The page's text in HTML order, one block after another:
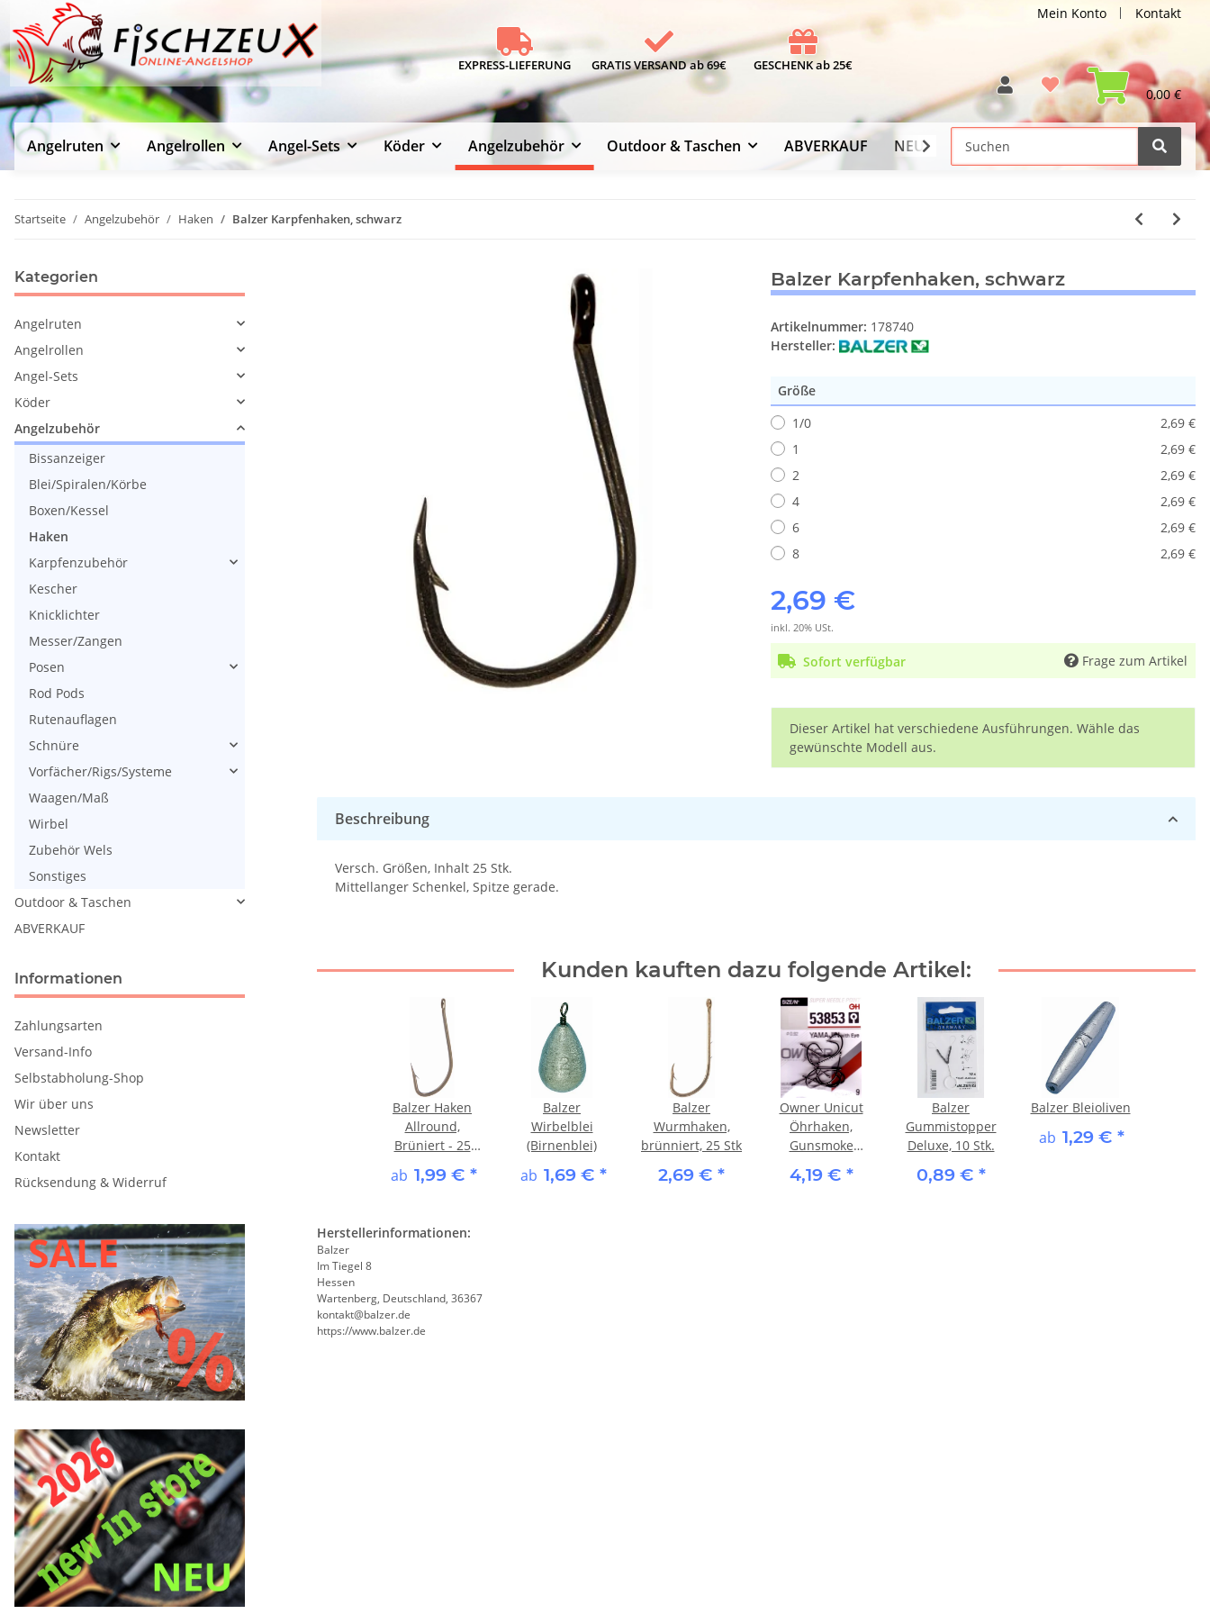
Mein Konto Kontakt
EXPRESS-LIEFERUNG GRATIS VERSAND ab 69€ GESCHENK ab 25€
0,00 €
Angelruten Angelrollen Angel-Sets Köder Angelzubehör Outdoor & Taschen ABVERKAUF NEU Versand-Info
Startseite Angelzubehör Haken Balzer Karpfenhaken, schwarz
Balzer Karpfenhaken, schwarz
Artikelnummer: 178740
Hersteller:
Größe
1/0
2,69 €
1
2,69 €
2
2,69 €
4
2,69 €
6
2,69 €
8
2,69 €
2,69 €
inkl. 20% USt.
Sofort verfügbar Frage zum Artikel
x
Dieser Artikel hat verschiedene Ausführungen. Wähle das
gewünschte Modell aus.
Beschreibung
Versch. Größen, Inhalt 25 Stk.
Mittellanger Schenkel, Spitze gerade.
Kunden kauften dazu folgende Artikel:
Balzer Haken
Allround,
Brüniert - 25
ab 1,99 € *
Balzer
Wirbelblei
(Birnenblei)
ab 1,69 € *
Balzer
Wurmhaken,
brünniert, 25 Stk
2,69 € *
Owner Unicut
Öhrhaken,
Gunsmoke
4,19 € *
Balzer
Gummistopper
Deluxe, 10 Stk.
0,89 € *
Balzer Bleioliven
ab 1,29 € *
Herstellerinformationen:
Balzer
Im Tiegel 8
Hessen
Wartenberg, Deutschland, 36367
kontakt@balzer.de
https://www.balzer.de
Kategorien
Angelruten
Angelrollen
Angel-Sets
Köder
Angelzubehör
Bissanzeiger
Blei/Spiralen/Körbe
Boxen/Kessel
Haken
Karpfenzubehör
Kescher
Knicklichter
Messer/Zangen
Posen
Rod Pods
Rutenauflagen
Schnüre
Vorfächer/Rigs/Systeme
Waagen/Maß
Wirbel
Zubehör Wels
Sonstiges
Outdoor & Taschen
ABVERKAUF
Informationen
Zahlungsarten
Versand-Info
Selbstabholung-Shop
Wir über uns
Newsletter
Kontakt
Rücksendung & Widerruf